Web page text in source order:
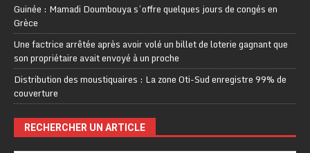
Guinée : Mamadi Doumbouya s’offre quelques jours de congés en
Grèce
Une factrice arrêtée après avoir volé un billet de loterie gagnant que
son propriétaire avait envoyé à un proche
Distribution des moustiquaires : La zone Oti-Sud enregistre 99% de
couverture
RECHERCHER UN ARTICLE